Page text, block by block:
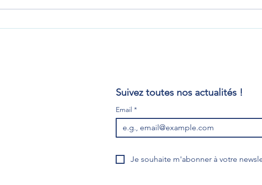
Suivez toutes nos actualités !
Email *
Je souhaite m'abonner à votre